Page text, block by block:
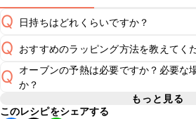
Q 日持ちはどれくらいですか？
A
保存期間は常温で2~3日が目安です。
し上がりください。
Q おすすめのラッピング方法を教えてく
A こちら
ピング方法をお試しください。
Q オーブンの予熱は必要ですか？必要な
か？
レシピでは180℃に予熱したオーブン
もっと見る
このレシピをシェアする